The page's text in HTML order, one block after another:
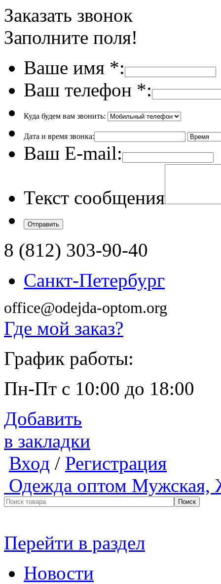
Заказать звонок
Заполните поля!
Ваше имя *:
Ваш телефон *:
Куда будем вам звонить:
Дата и время звонка:
Ваш E-mail:
Текст сообщения
8 (812) 303-90-40
Санкт-Петербург
office@odejda-optom.org
Где мой заказ?
График работы:
Пн-Пт с 10:00 до 18:00
Добавить
в закладки
Вход / Регистрация
Одежда оптом Мужская,
Перейти в раздел
Новости